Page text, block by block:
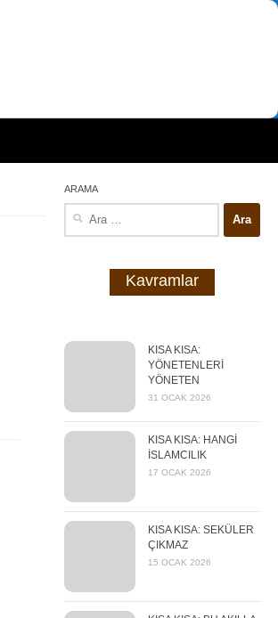
ARAMA
Kavramlar
KISA KISA:
YÖNETENLERİ
YÖNETEN
31 OCAK 2026
KISA KISA: HANGİ
İSLAMCILIK
17 OCAK 2026
KISA KISA: SEKÜLER
ÇIKMAZ
15 OCAK 2026